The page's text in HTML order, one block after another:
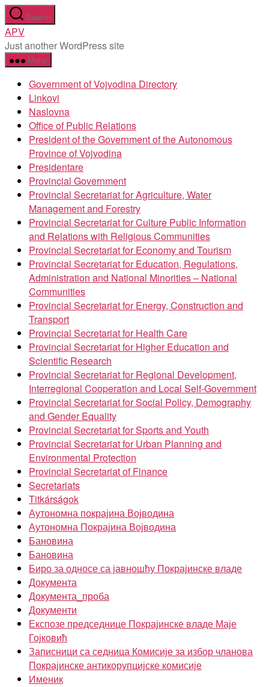
Skip
to
the
content
Search
APV
Just another WordPress site
Menu
Government of Vojvodina Directory
Linkovi
Naslovna
Office of Public Relations
President of the Government of the Autonomous
Province of Vojvodina
Presidentare
Provincial Government
Provincial Secretariat for Agriculture, Water
Management and Forestry
Provincial Secretariat for Culture Public Information
and Relations with Religious Communities
Provincial Secretariat for Economy and Tourism
Provincial Secretariat for Education, Regulations,
Administration and National Minorities – National
Communities
Provincial Secretariat for Energy, Construction and
Transport
Provincial Secretariat for Health Care
Provincial Secretariat for Higher Education and
Scientific Research
Provincial Secretariat for Regional Development,
Interregional Cooperation and Local Self-Government
Provincial Secretariat for Social Policy, Demography
and Gender Equality
Provincial Secretariat for Sports and Youth
Provincial Secretariat for Urban Planning and
Environmental Protection
Provincial Secretariat of Finance
Secretariats
Titkárságok
Аутономна покрајина Војводина
Аутономна Покрајина Војводина
Бановина
Бановина
Биро за односе са јавношћу Покрајинске владе
Документа
Документа_проба
Документи
Експозе председнице Покрајинске владе Маје
Гојковић
Записници са седница Комисије за избор чланова
Покрајинске антикорупцијске комисије
Именик